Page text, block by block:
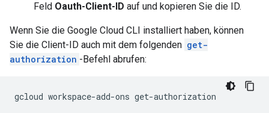
Feld Oauth-Client-ID auf und kopieren Sie die ID.
Wenn Sie die Google Cloud CLI installiert haben, können
Sie die Client-ID auch mit dem folgenden get-
authorization -Befehl abrufen:
gcloud workspace-add-ons